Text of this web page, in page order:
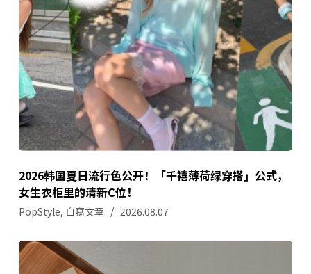
2026韩国夏日流行色公开！「千禧薄荷绿穿搭」公式，
女生衣柜里的清新C位！
PopStyle, 自寫文章 2026.08.07